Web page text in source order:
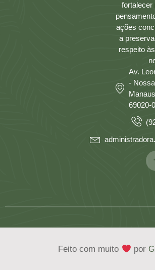
fortalecer
ações
a
respeito
Av.
-
69020-
Feito com muito por